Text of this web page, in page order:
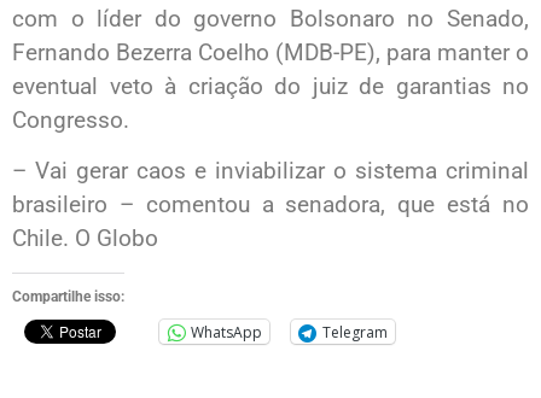
com o líder do governo Bolsonaro no Senado,
Fernando Bezerra Coelho (MDB-PE), para manter o
eventual veto à criação do juiz de garantias no
Congresso.
– Vai gerar caos e inviabilizar o sistema criminal
brasileiro – comentou a senadora, que está no
Chile. O Globo
Compartilhe isso:
WhatsApp Telegram